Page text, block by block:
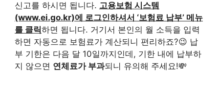
신고를 하시면 됩니다. 고용보험 시스템
(www.ei.go.kr)에 로그인하셔서 ‘보험료 납부’ 메뉴
를 클릭하면 됩니다. 거기서 본인의 월 소득을 입력
하면 자동으로 보험료가 계산되니 편리하죠?😉 납
부 기한은 다음 달 10일까지인데, 기한 내에 납부하
지 않으면 연체료가 부과되니 유의해 주세요!💸